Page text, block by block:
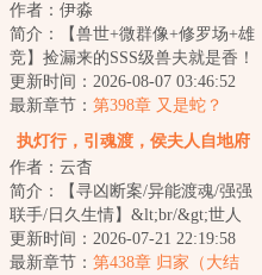
作者：伊淼
简介：【兽世+微群像+修罗场+雄
竞】捡漏来的SSS级兽夫就是香！
&lt;br/&gt;穿成星际兽世作精废雌
假千金，...
更新时间：2026-08-07 03:46:52
最新章节： 第398章 又是蛇？
执灯行，引魂渡，侯夫人自地府
作者：云杳
简介：【寻凶断案/异能渡魂/强强
联手/日久生情】&lt;br/&gt;世人
皆知，仁宣候府的小侯爷任风玦
有能耐，年...
更新时间：2026-07-21 22:19:58
最新章节： 第438章 归家（大结